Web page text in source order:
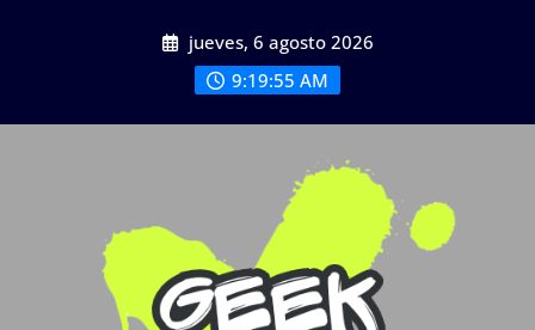
jueves, 6 agosto 2026
9:19:56 AM